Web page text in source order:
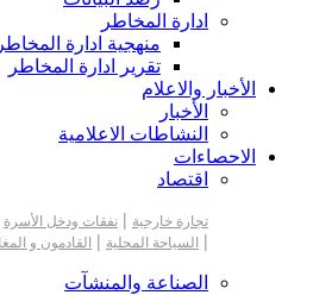
ادارة المخاطر
منهجية ادارة المخاطر
تقرير ادارة المخاطر
الأخبار والاعلام
الأخبار
النشاطات الاعلامية
الاحصاءات
اقتصاد
تجارة خارجية | نفقات ودخل الأسرة
| السياحة المحلية | القادمون و
الصناعة والمنشآت